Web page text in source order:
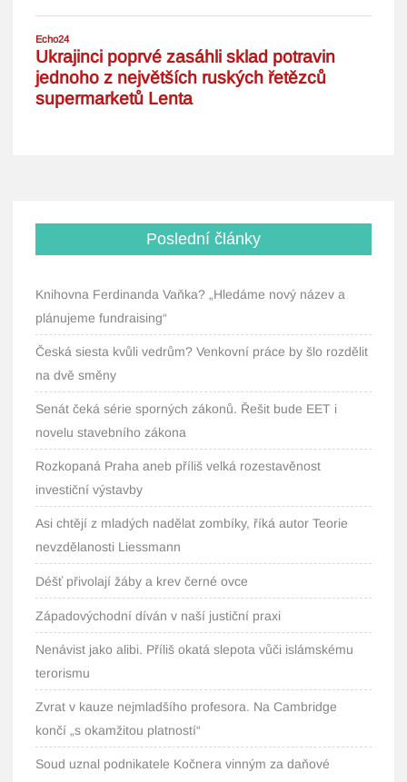
Poslední články
Knihovna Ferdinanda Vaňka? „Hledáme nový název a
plánujeme fundraising“
Česká siesta kvůli vedrům? Venkovní práce by šlo rozdělit
na dvě směny
Senát čeká série sporných zákonů. Řešit bude EET i
novelu stavebního zákona
Rozkopaná Praha aneb příliš velká rozestavěnost
investiční výstavby
Asi chtějí z mladých nadělat zombíky, říká autor Teorie
nevzdělanosti Liessmann
Déšť přivolají žáby a krev černé ovce
Západovýchodní díván v naší justiční praxi
Nenávist jako alibi. Příliš okatá slepota vůči islámskému
terorismu
Zvrat v kauze nejmladšího profesora. Na Cambridge
končí „s okamžitou platností“
Soud uznal podnikatele Kočnera vinným za daňové